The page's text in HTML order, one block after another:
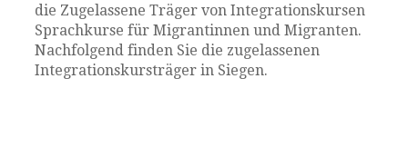
die Zugelassene Träger von Integrationskursen
Sprachkurse für Migrantinnen und Migranten.
Nachfolgend finden Sie die zugelassenen
Integrationskursträger in Siegen.